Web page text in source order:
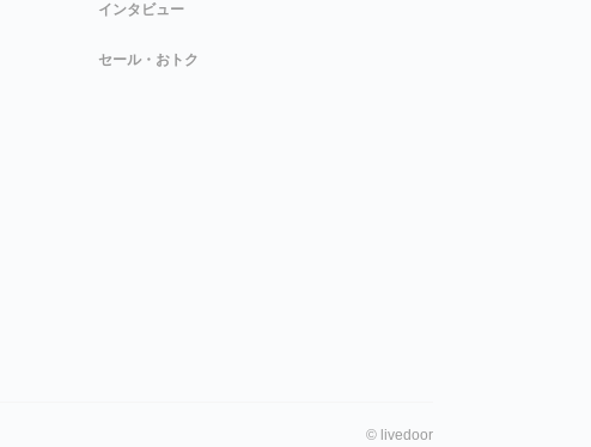
インタビュー
セール・おトク
© livedoor